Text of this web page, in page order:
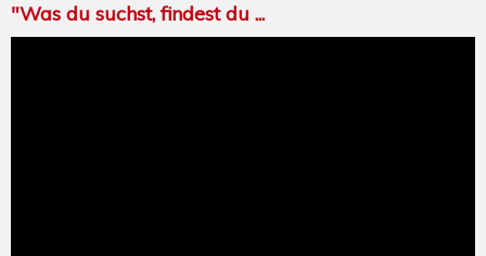
"Was du suchst, findest du ...